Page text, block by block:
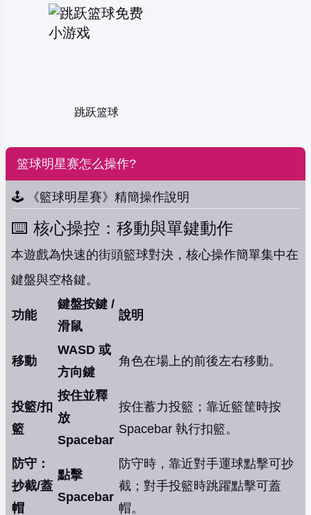
跳跃篮球
篮球明星赛怎么操作?
🕹️ 《籃球明星賽》精簡操作說明
⌨️ 核心操控：移動與單鍵動作
本遊戲為快速的街頭籃球對決，核心操作簡單集中在
鍵盤與空格鍵。
功能
鍵盤按鍵 /
滑鼠
說明
移動
WASD 或
方向鍵
角色在場上的前後左右移動。
投籃/扣
籃
按住並釋
放
Spacebar
按住蓄力投籃；靠近籃筐時按
Spacebar 執行扣籃。
防守：
抄截/蓋
帽
點擊
Spacebar
防守時，靠近對手運球點擊可抄
截；對手投籃時跳躍點擊可蓋
帽。